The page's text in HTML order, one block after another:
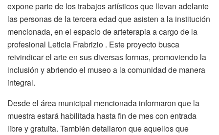
expone parte de los trabajos artísticos que llevan adelante
las personas de la tercera edad que asisten a la institución
mencionada, en el espacio de arteterapia a cargo de la
profesional Leticia Frabrizio . Este proyecto busca
reivindicar el arte en sus diversas formas, promoviendo la
inclusión y abriendo el museo a la comunidad de manera
integral.
Desde el área municipal mencionada informaron que la
muestra estará habilitada hasta fin de mes con entrada
libre y gratuita. También detallaron que aquellos que